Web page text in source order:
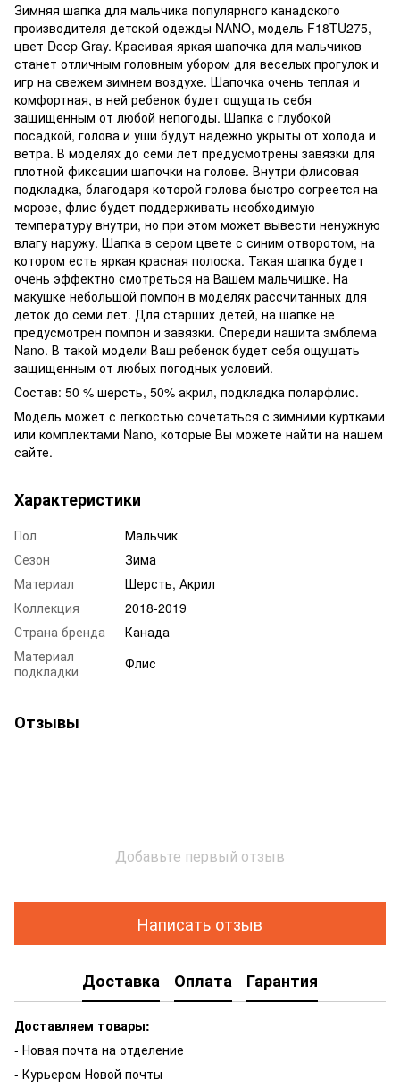
Зимняя шапка для мальчика популярного канадского
производителя детской одежды NANO, модель F18TU275,
цвет Deep Gray. Красивая яркая шапочка для мальчиков
станет отличным головным убором для веселых прогулок и
игр на свежем зимнем воздухе. Шапочка очень теплая и
комфортная, в ней ребенок будет ощущать себя
защищенным от любой непогоды. Шапка с глубокой
посадкой, голова и уши будут надежно укрыты от холода и
ветра. В моделях до семи лет предусмотрены завязки для
плотной фиксации шапочки на голове. Внутри флисовая
подкладка, благодаря которой голова быстро согреется на
морозе, флис будет поддерживать необходимую
температуру внутри, но при этом может вывести ненужную
влагу наружу. Шапка в сером цвете с синим отворотом, на
котором есть яркая красная полоска. Такая шапка будет
очень эффектно смотреться на Вашем мальчишке. На
макушке небольшой помпон в моделях рассчитанных для
деток до семи лет. Для старших детей, на шапке не
предусмотрен помпон и завязки. Спереди нашита эмблема
Nano. В такой модели Ваш ребенок будет себя ощущать
защищенным от любых погодных условий.
Состав: 50 % шерсть, 50% акрил, подкладка поларфлис.
Модель может с легкостью сочетаться с зимними куртками
или комплектами Nano, которые Вы можете найти на нашем
сайте.
Характеристики
Пол
Мальчик
Сезон
Зима
Материал
Шерсть, Акрил
Коллекция
2018-2019
Страна бренда
Канада
Материал
подкладки
Флис
Отзывы
Добавьте первый отзыв
Написать отзыв
Доставка Оплата Гарантия
Доставляем товары:
- Новая почта на отделение
- Курьером Новой почты